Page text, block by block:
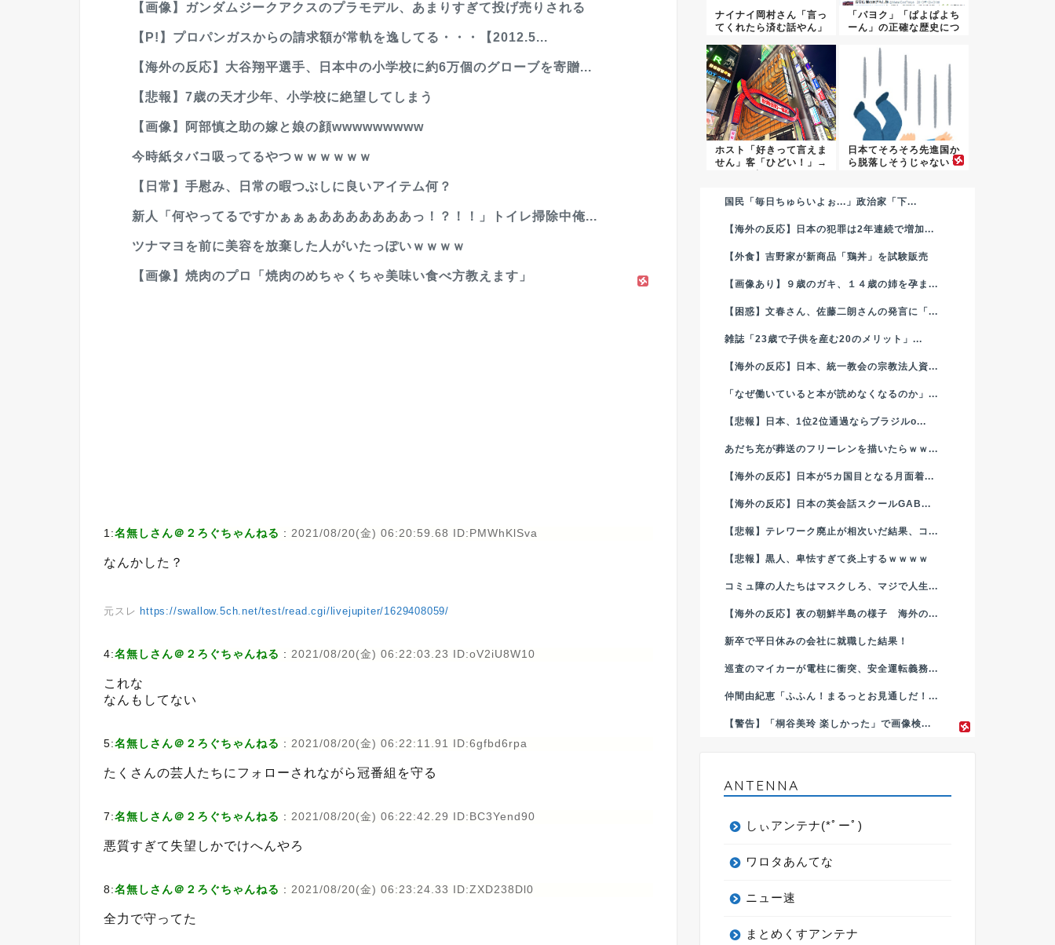
【画像】ガンダムジークアクスのプラモデル、あまりすぎて投げ売りされる
【P!】プロパンガスからの請求額が常軌を逸してる・・・【2012.5...
【海外の反応】大谷翔平選手、日本中の小学校に約6万個のグローブを寄贈...
【悲報】7歳の天才少年、小学校に絶望してしまう
【画像】阿部慎之助の嫁と娘の顔wwwwwwwww
今時紙タバコ吸ってるやつｗｗｗｗｗｗ
【日常】手慰み、日常の暇つぶしに良いアイテム何？
新人「何やってるですかぁぁぁあああああああっ！？！！」トイレ掃除中俺...
ツナマヨを前に美容を放棄した人がいたっぽいｗｗｗｗ
【画像】焼肉のプロ「焼肉のめちゃくちゃ美味い食べ方教えます」
1:名無しさん＠２ろぐちゃんねる : 2021/08/20(金) 06:20:59.68 ID:PMWhKlSva
なんかした？
元スレ https://swallow.5ch.net/test/read.cgi/livejupiter/1629408059/
4:名無しさん＠２ろぐちゃんねる : 2021/08/20(金) 06:22:03.23 ID:oV2iU8W10
これな
なんもしてない
5:名無しさん＠２ろぐちゃんねる : 2021/08/20(金) 06:22:11.91 ID:6gfbd6rpa
たくさんの芸人たちにフォローされながら冠番組を守る
7:名無しさん＠２ろぐちゃんねる : 2021/08/20(金) 06:22:42.29 ID:BC3Yend90
悪質すぎて失望しかでけへんやろ
8:名無しさん＠２ろぐちゃんねる : 2021/08/20(金) 06:23:24.33 ID:ZXD238Dl0
全力で守ってた
ナイナイ岡村さん「言っ
てくれたら済む話やん」
「パヨク」「ぱよぱよち
ーん」の正確な歴史につ
ホスト「好きって言えま
せん」客「ひどい！」→
日本てそろそろ先進国か
ら脱落しそうじゃない？
国民「毎日ちゅらいよぉ...」政治家「下...
【海外の反応】日本の犯罪は2年連続で増加...
【外食】吉野家が新商品「鶏丼」を試験販売
【画像あり】９歳のガキ、１４歳の姉を孕ま...
【困惑】文春さん、佐藤二朗さんの発言に「...
雑誌「23歳で子供を産む20のメリット」...
【海外の反応】日本、統一教会の宗教法人資...
「なぜ働いていると本が読めなくなるのか」...
【悲報】日本、1位2位通過ならブラジルo...
あだち充が葬送のフリーレンを描いたらｗｗ...
【海外の反応】日本が5カ国目となる月面着...
【海外の反応】日本の英会話スクールGAB...
【悲報】テレワーク廃止が相次いだ結果、コ...
【悲報】黒人、卑怯すぎて炎上するｗｗｗｗ
コミュ障の人たちはマスクしろ、マジで人生...
【海外の反応】夜の朝鮮半島の様子 海外の...
新卒で平日休みの会社に就職した結果！
巡査のマイカーが電柱に衝突、安全運転義務...
仲間由紀恵「ふふん！まるっとお見通しだ！...
【警告】「桐谷美玲 楽しかった」で画像検...
ANTENNA
しぃアンテナ(*ﾟーﾟ)
ワロタあんてな
ニュー速
まとめくすアンテナ